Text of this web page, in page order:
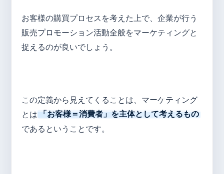
お客様の購買プロセスを考えた上で、企業が行う
販売プロモーション活動全般をマーケティングと
捉えるのが良いでしょう。
この定義から見えてくることは、マーケティング
とは
「お客様＝消費者」を主体として考えるもの
であるということです。